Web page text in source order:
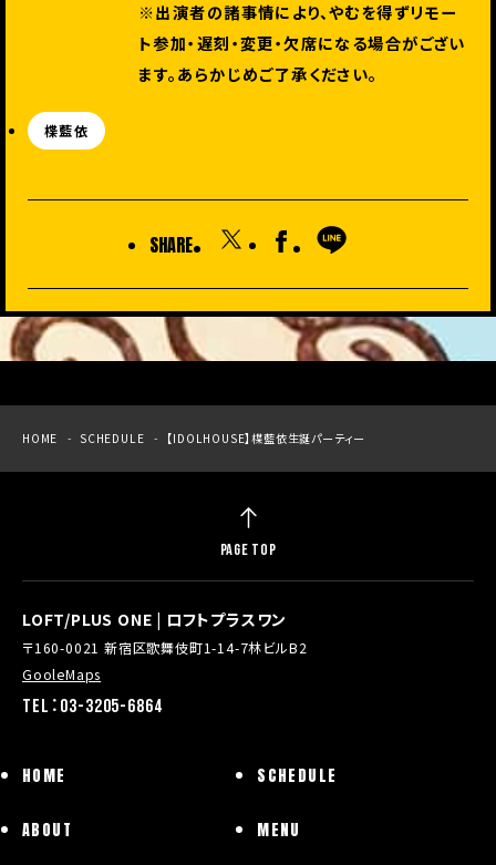
※出演者の諸事情により、やむを得ずリモー
ト参加・遅刻・変更・欠席になる場合がござい
ます。あらかじめご了承ください。
楪藍依
SHARE
HOME SCHEDULE 【IDOLHOUSE】楪藍依生誕パーティー
LOFT/PLUS ONE | ロフトプラスワン
〒160-0021 新宿区歌舞伎町1-14-7林ビルB2
GooleMaps
TEL：03-3205-6864
HOME SCHEDULE
ABOUT MENU
PAGE TOP